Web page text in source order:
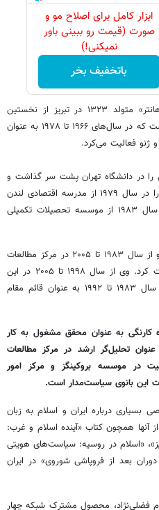
ابزار کامل برای اصلاح مو و
صورت (قیمت رو ببینی باور
نمیکنی!)
باتخفیف بخر
شیرین طهماسب معروف به «شیرین هانتر» متولد ۱۳۲۳ در تبریز از نخستین
دیپلمات‌های زن ایرانیِ پیش از انقلاب است که در سال‌های ۱۹۶۶ تا ۱۹۷۸ به عنوان
و ژنو فعالیت می‌کرد.
در دانشگاه تهران پشت سر گذاشت و
مدرک کارشناسی ارشد روابط بین‌الملل را در سال ۱۹۷۹ از مدرسه اقتصادی لندن
و مدرک دکترای روابط بین‌الملل را در سال ۱۹۸۳ از موسسه تحصیلات تکمیلی
هانتر پس از انقلاب به آمریکا مهاجرت و از سال ۱۹۸۳ تا ۲۰۰۵ در مرکز مطالعات
راهبردی و بین‌الملل در واشنگتن فعالیت کرد. وی از سال ۱۹۹۸ تا ۲۰۰۵ در این
مرکز به عنوان مدیر برنامه اسلام و از سال ۱۹۸۳ تا ۱۹۹۲ به عنوان قائم مقام
کارنگی به عنوان محقق مشغول به کار
سال‌های ۱۹۹۳ تا ۱۹۹۷ به عنوان تحلیل‌گر ارشد در مرکز مطالعات
در موسسه بروکینگز و مرکز امور
این بانوی سیاست‌مدار است.
بسیاری درباره ایران و اسلام به زبان
همچون کتاب «آینده اسلام و غرب:
«اسلام در روسیه: سیاست‌های هویتی
بعد از فروپاشی شوروی» در ایران
فضلی‌نژاد، محصول مشترک شبکه چهار